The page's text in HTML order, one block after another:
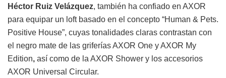
Héctor Ruiz Velázquez, también ha confiado en AXOR
para equipar un loft basado en el concepto “Human & Pets.
Positive House”, cuyas tonalidades claras contrastan con
el negro mate de las griferías AXOR One y AXOR My
Edition, así como de la AXOR Shower y los accesorios
AXOR Universal Circular.